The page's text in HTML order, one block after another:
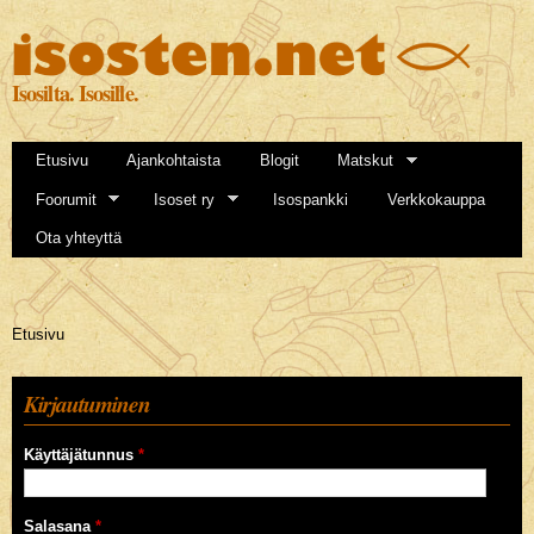
Hyppää
pääsisältöön
Isosilta. Isosille.
Etusivu Ajankohtaista Blogit Matskut
Foorumit Isoset ry Isospankki Verkkokauppa
Ota yhteyttä
Olet täällä
Etusivu
Kirjautuminen
Käyttäjätunnus *
Salasana *